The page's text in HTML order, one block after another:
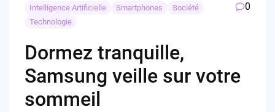
Intelligence Artificielle Smartphones
Société
Technologie
0
Dormez tranquille,
Samsung veille sur votre
sommeil